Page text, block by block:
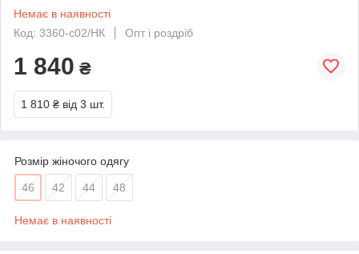
Немає в наявності
Код: 3360-с02/НК
Опт і роздріб
1 840 ₴
1 810 ₴ від 3 шт.
Розмір жіночого одягу
46 42 44 48
Немає в наявності